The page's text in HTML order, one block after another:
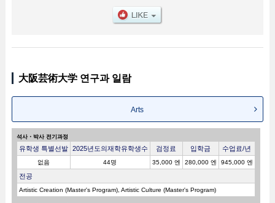
大阪芸術大学 연구과 일람
Arts
석사・박사 전기과정
유학생 특별선발 2025년도의재학유학생수 검정료 입학금 수업료/년
없음 44명 35,000 엔 280,000 엔 945,000 엔
전공
Artistic Creation (Master's Program), Artistic Culture (Master's Program)